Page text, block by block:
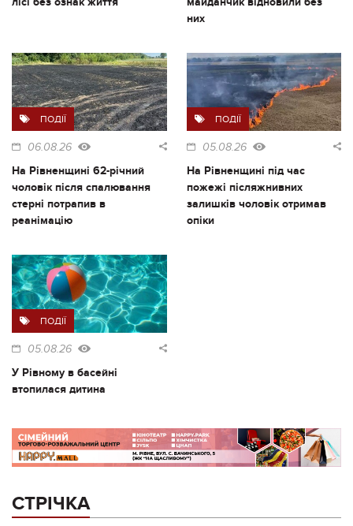
них
ПОДІЇ
06.08.26
На Рівненщині 62-річний
чоловік після спалювання
стерні потрапив в
реанімацію
ПОДІЇ
05.08.26
На Рівненщині під час
пожежі післяжнивних
залишків чоловік отримав
опіки
ПОДІЇ
05.08.26
У Рівному в басейні
втопилася дитина
СТРІЧКА